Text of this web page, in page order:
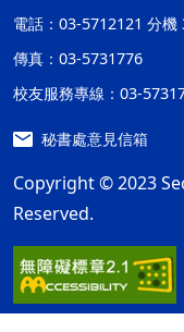
電話：03-5712121 分機
傳真：03-5731776
校友服務專線：03-
秘書處意見信箱
Copyright © 2023
Reserved.